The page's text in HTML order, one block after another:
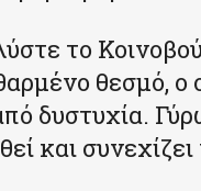
το
θεσμό, ο
δυστυχία.
και